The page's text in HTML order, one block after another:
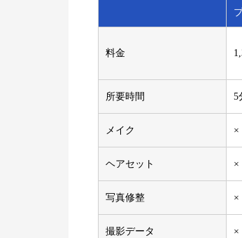
料金
所要時間 5
メイク ×
ヘアセット ×
写真修整 ×
撮影データ ×